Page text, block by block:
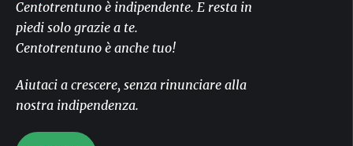
Centotrentuno è indipendente. E resta in
piedi solo grazie a te.
Centotrentuno è anche tuo!
Aiutaci a crescere, senza rinunciare alla
nostra indipendenza.